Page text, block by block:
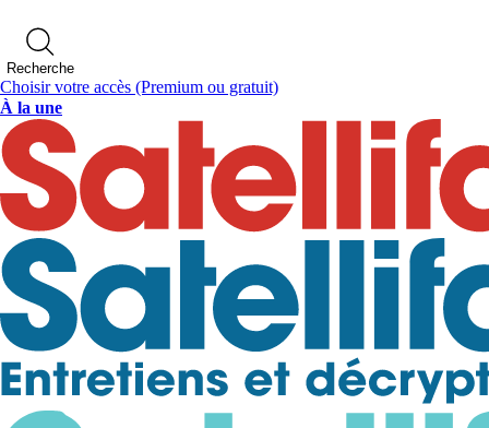
Recherche
Choisir votre accès (Premium ou gratuit)
À la une